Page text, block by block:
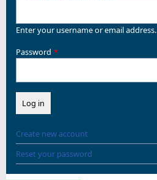
Enter your username or email address.
Password
Create new account
Reset your password